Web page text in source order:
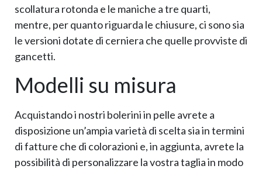
scollatura rotonda e le maniche a tre quarti,
mentre, per quanto riguarda le chiusure, ci sono sia
le versioni dotate di cerniera che quelle provviste di
gancetti.
Modelli su misura
Acquistando i nostri bolerini in pelle avrete a
disposizione un’ampia varietà di scelta sia in termini
di fatture che di colorazioni e, in aggiunta, avrete la
possibilità di personalizzare la vostra taglia in modo